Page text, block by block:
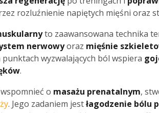
rozluźnienie napiętych mięśni oraz
to zaawansowana technika
nerwowyoraz mięśnie
wyzwalających ból wspiera
.
o masażu prenatalnym,
. Jego zadaniem jestłagodzenie bólu